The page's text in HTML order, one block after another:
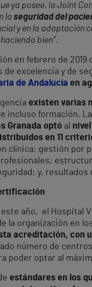
ya posee, la Joint
la seguridad del
y en la adaptación
bien”.
en febrero de 2019
de excelencia y de
de Andalucía en
existen varias
incluso formación.
Granada optó al
en 11
clínica; gestión por
y,
este año, el Hospital
la organización en
acreditación, con
número de
poder optar al
estándares en los